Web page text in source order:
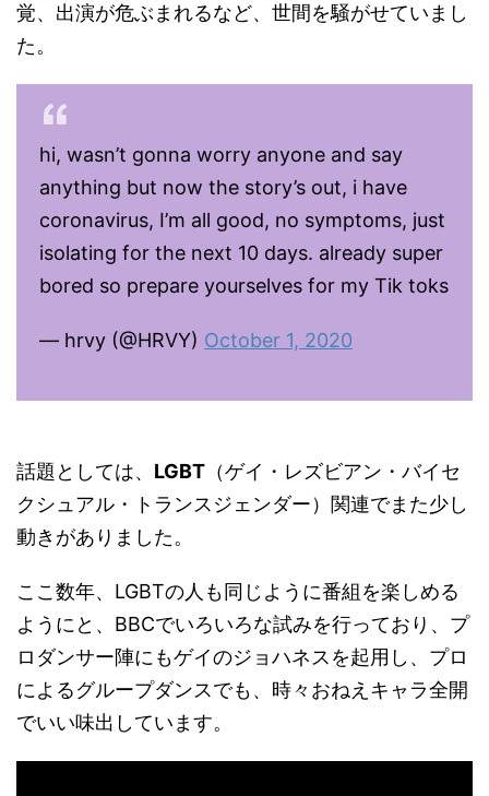
覚、出演が危ぶまれるなど、世間を騒がせていまし
た。
hi, wasn’t gonna worry anyone and say
anything but now the story’s out, i have
coronavirus, I’m all good, no symptoms, just
isolating for the next 10 days. already super
bored so prepare yourselves for my Tik toks
— hrvy (@HRVY) October 1, 2020
話題としては、 LGBT （ゲイ・レズビアン・バイセ
クシュアル・トランスジェンダー）関連でまた少し
動きがありました。
ここ数年、LGBTの人も同じように番組を楽しめる
ようにと、BBCでいろいろな試みを行っており、プ
ロダンサー陣にもゲイのジョハネスを起用し、プロ
によるグループダンスでも、時々おねえキャラ全開
でいい味出しています。